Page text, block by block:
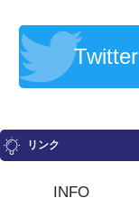
Twitter
リンク
INFO